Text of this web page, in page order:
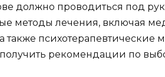
должно проводиться под
методы лечения, включая
также психотерапевтические
рекомендации по